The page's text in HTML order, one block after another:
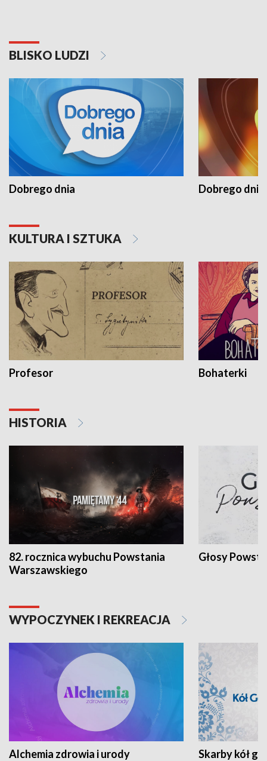
BLISKO LUDZI
Dobrego dnia Dobrego dnia
KULTURA I SZTUKA
Profesor Bohaterki
HISTORIA
82. rocznica wybuchu Powstania
Warszawskiego
Głosy
WYPOCZYNEK I REKREACJA
Alchemia zdrowia i urody Skarby kół